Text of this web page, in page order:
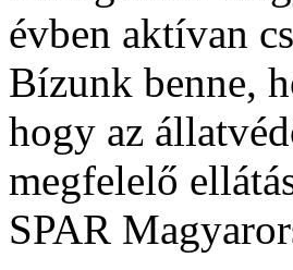
évben aktívan
Bízunk benne,
hogy az
megfelelő
SPAR